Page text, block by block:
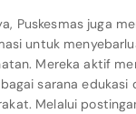
Puskesmas juga
untuk
Mereka aktif
sarana edukasi
Melalui